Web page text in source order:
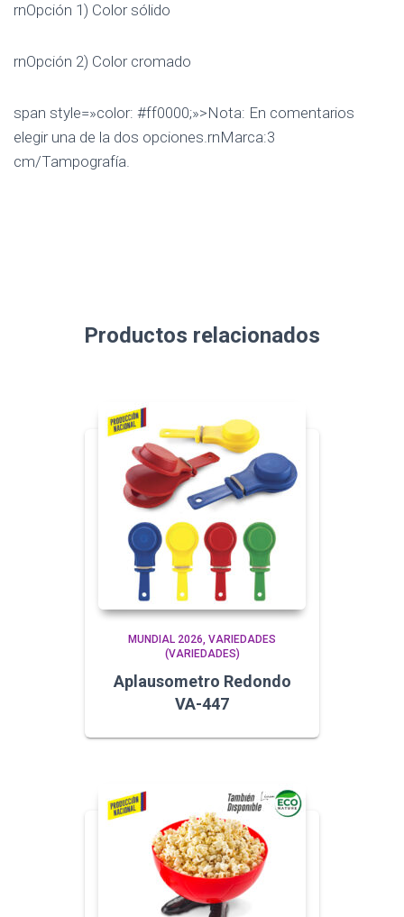
rnOpción 1) Color sólido
rnOpción 2) Color cromado
span style=»color: #ff0000;»>Nota: En comentarios
elegir una de la dos opciones.rnMarca:3
cm/Tampografía.
Productos relacionados
MUNDIAL 2026 VARIEDADES
(VARIEDADES)
Aplausometro Redondo
VA-447